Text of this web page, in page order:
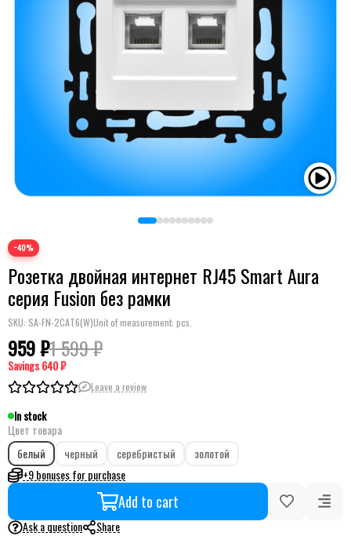
−40%
Розетка двойная интернет RJ45 Smart Aura
серия Fusion без рамки
SKU: SA-FN-2CAT6(W)Unit of measurement: pcs.
959 ₽1 599 ₽
Savings640 ₽
Leave a review
In stock
Цвет товара
белый
черный серебристый
золотой
+9 bonuses for purchase
Add to cart
Ask a question Share